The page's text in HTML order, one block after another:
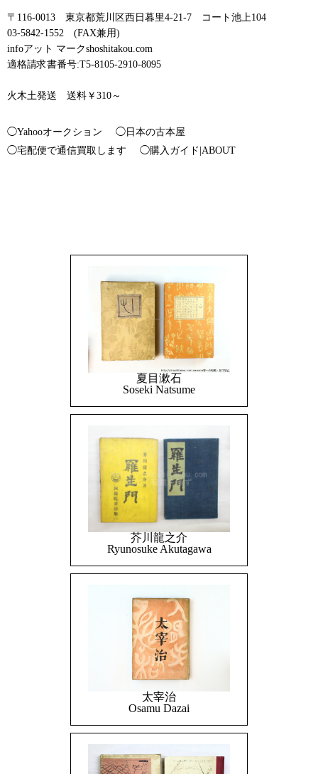
〒116-0013 東京都荒川区西日暮里4-21-7 コート池上104
03-5842-1552 (FAX兼用)
infoアット マークshoshitakou.com
適格請求書番号:T5-8105-2910-8095
火木土発送 送料￥310～
◯Yahooオークション
◯日本の古本屋
◯宅配便で通信買取します
◯購入ガイド|ABOUT
夏目漱石
Soseki Natsume
芥川龍之介
Ryunosuke Akutagawa
太宰治
Osamu Dazai